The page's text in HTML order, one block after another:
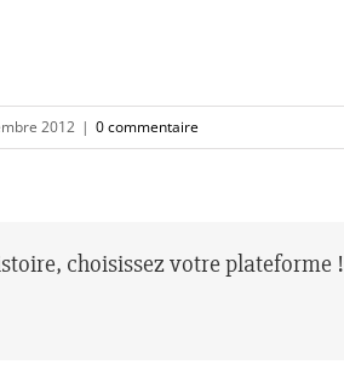
2012 | 0 commentaire
choisissez votre plateforme !